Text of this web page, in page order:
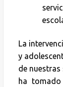
La
y
de nuestras
ha